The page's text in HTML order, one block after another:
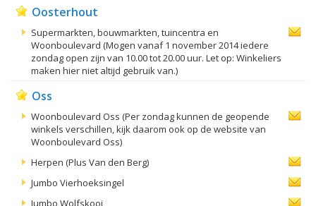
Oosterhout
Supermarkten, bouwmarkten, tuincentra en
Woonboulevard (Mogen vanaf 1 november 2014 iedere
zondag open zijn van 10.00 tot 20.00 uur. Let op: Winkeliers
maken hier niet altijd gebruik van.)
Oss
Woonboulevard Oss (Per zondag kunnen de geopende
winkels verschillen, kijk daarom ook op de website van
Woonboulevard Oss)
Herpen (Plus Van den Berg)
Jumbo Vierhoeksingel
Jumbo Wolfskooi